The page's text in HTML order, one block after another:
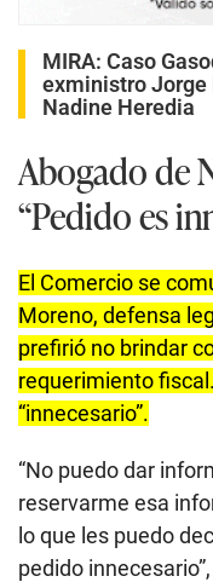
MIRA: Caso
exministro Jorge
Nadine Heredia
Abogado de
“Pedido es
El Comercio se
Moreno, defensa
prefirió no brindar
requerimiento
“innecesario”.
“No puedo dar
reservarme esa
lo que les puedo
pedido